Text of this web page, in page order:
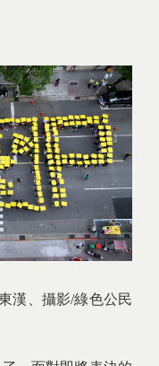
東漢、攝影/綠色公民